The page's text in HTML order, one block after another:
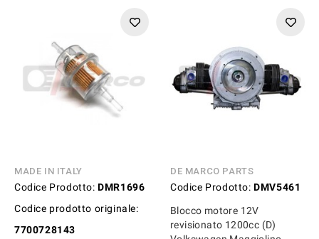
MADE IN ITALY
Codice Prodotto: DMR1696
Codice prodotto originale:
7700728143
DE MARCO PARTS
Codice Prodotto: DMV5461
Blocco motore 12V
revisionato 1200cc (D)